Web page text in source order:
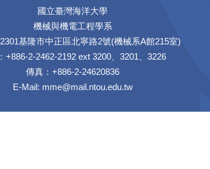
國立臺灣海洋大學
機械與機電工程學系
基隆市中正區北寧路2號(機械系A館215室)
+886-2-2462-2192 ext 3200、3201、3226
傳真：+886-2-24620836
E-Mail: mme@mail.ntou.edu.tw